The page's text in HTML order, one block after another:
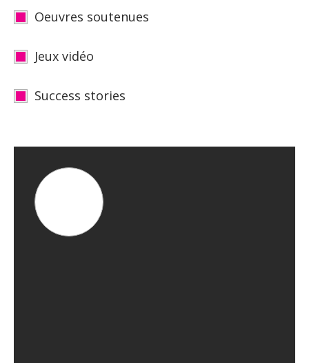
Oeuvres soutenues
Jeux vidéo
Success stories